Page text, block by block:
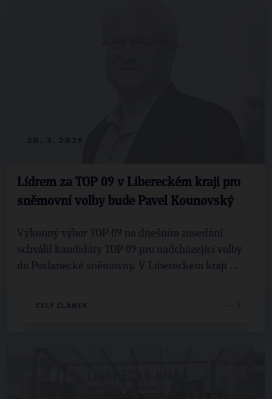
Lídrem za TOP 09 v Libereckém kraji pro
sněmovní volby bude Pavel Kounovský
Výkonný výbor TOP 09 na dnešním zasedání
schválil kandidáty TOP 09 pro nadcházející volby
do Poslanecké sněmovny. V Libereckém kraji ...
CELÝ ČLÁNEK